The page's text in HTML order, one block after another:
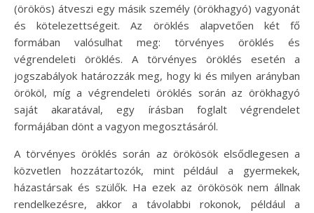
(örökös) átveszi egy másik személy (örökhagyó) vagyonát
és kötelezettségeit. Az öröklés alapvetően két fő
formában valósulhat meg: törvényes öröklés és
végrendeleti öröklés. A törvényes öröklés esetén a
jogszabályok határozzák meg, hogy ki és milyen arányban
örököl, míg a végrendeleti öröklés során az örökhagyó
saját akaratával, egy írásban foglalt végrendelet
formájában dönt a vagyon megosztásáról.
A törvényes öröklés során az örökösök elsődlegesen a
közvetlen hozzátartozók, mint például a gyermekek,
házastársak és szülők. Ha ezek az örökösök nem állnak
rendelkezésre, akkor a távolabbi rokonok, például a